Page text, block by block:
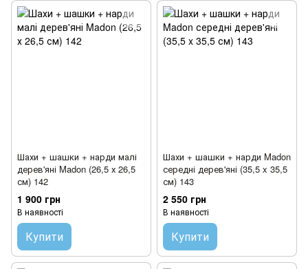
Шахи + шашки + нарди малі
дерев'яні Madon (26,5 х 26,5
см) 142
1 900 грн
В наявності
Купити
Шахи + шашки + нарди Madon
середні дерев'яні (35,5 x 35,5
см) 143
2 550 грн
В наявності
Купити